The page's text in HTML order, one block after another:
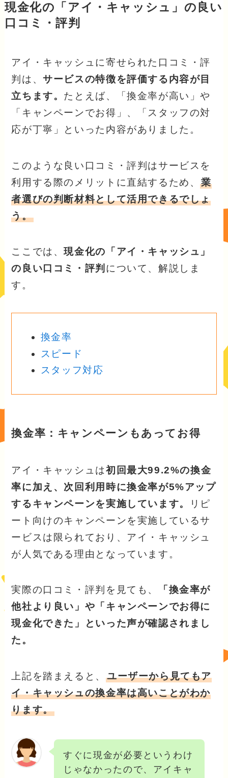
現金化の「アイ・キャッシュ」の良い
口コミ・評判
アイ・キャッシュに寄せられた口コミ・評
判は、サービスの特徴を評価する内容が目
立ちます。 たとえば、「換金率が高い」や
「キャンペーンでお得」、「スタッフの対
応が丁寧」といった内容がありました。
このような良い口コミ・評判はサービスを
利用する際のメリットに直結するため、業
者選びの判断材料として活用できるでしょ
う。
ここでは、現金化の「アイ・キャッシュ」
の良い口コミ・評判 について、解説しま
す。
換金率
スピード
スタッフ対応
換金率：キャンペーンもあってお得
アイ・キャッシュは初回最大99.2%の換金
率に加え、次回利用時に換金率が5%アップ
するキャンペーンを実施しています。
リピ
ート向けのキャンペーンを実施しているサ
ービスは限られており、アイ・キャッシュ
が人気である理由となっています。
実際の口コミ・評判を見ても、
「換金率が
他社より良い」や「キャンペーンでお得に
現金化できた」といった声が確認されまし
た。
上記を踏まえると、 ユーザーから見てもア
イ・キャッシュの換金率は高いことがわか
ります。
すぐに現金が必要というわけ
じゃなかったので、アイキャ